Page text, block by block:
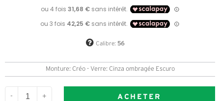
Calibre: 56
Monture: Créo - Verre: Cinza ombragée Escuro
- + ACHETER